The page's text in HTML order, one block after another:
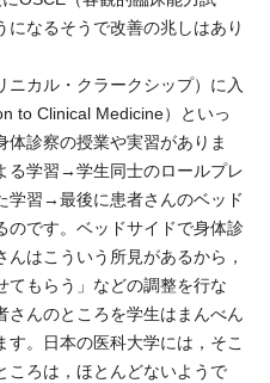
なるそうで改善の兆しはあり
カル・クラークシップ）に入
to Clinical Medicine）といっ
体診察の授業や実習がありま
る学習→学生同士のロールプレ
学習→最後に患者さんのベッド
のです。ベッドサイドで身体診
はこういう所見があるから，
てもらう」などの調整を行な
さんのところを学生はまんべん
。日本の医科大学には，そこ
ころは，ほとんどないようで